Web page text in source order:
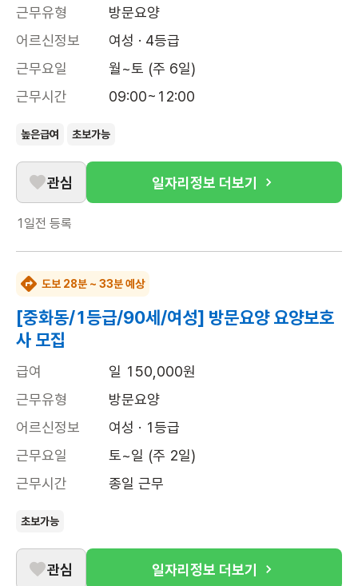
근무유형
방문요양
어르신정보
여성 · 4등급
근무요일
월~토 (주 6일)
근무시간
09:00~12:00
높은급여 초보가능
관심 일자리정보 더보기
1일전 등록
도보 28분 ~ 33분 예상
[중화동/1등급/90세/여성] 방문요양 요양보호
사 모집
급여
일 150,000원
근무유형
방문요양
어르신정보
여성 · 1등급
근무요일
토~일 (주 2일)
근무시간
종일 근무
초보가능
관심 일자리정보 더보기